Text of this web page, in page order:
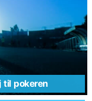
til pokeren